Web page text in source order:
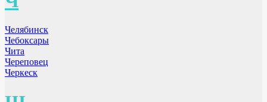
Челябинск
Чебоксары
Чита
Череповец
Черкеск